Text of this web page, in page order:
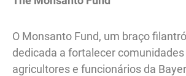
O Monsanto Fund, um braço
dedicada a fortalecer comunidades
agricultores e funcionários da